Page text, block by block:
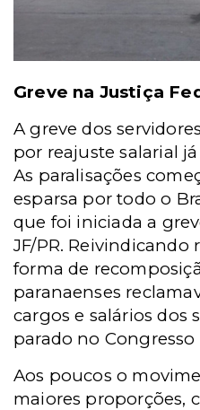
Greve na Justiça
A greve dos
por reajuste salarial
As paralisações
esparsa por todo o
que foi iniciada a
JF/PR. Reivindicando
forma de
paranaenses
cargos e salários dos
parado no Congresso
Aos poucos o
maiores proporções,